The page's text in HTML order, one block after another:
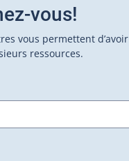
fenêtre.)
vous!
vous permettent d’avoir
ressources.